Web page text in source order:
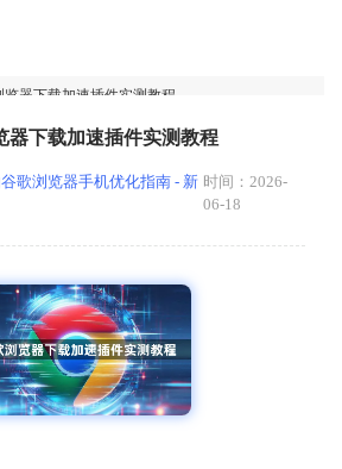
览器下载加速插件实测教程
器下载加速插件实测教程
歌浏览器手机优化指南 - 新 时间：2026-
06-18